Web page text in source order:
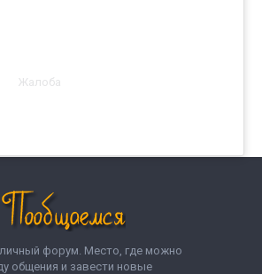
Жалоба
форум. Место, где можно
общения и завести новые